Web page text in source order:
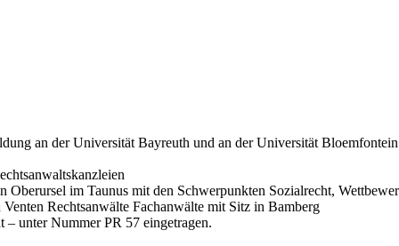
an der Universität Bayreuth und an der Universität
im Taunus mit den Schwerpunkten Sozialrecht,
Rechtsanwälte Fachanwälte mit Sitz in Bamberg
unter Nummer PR 57 eingetragen.